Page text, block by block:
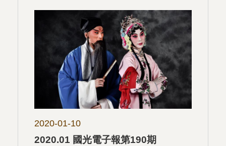
2020.01 國光電子報第190期
2020-01-10